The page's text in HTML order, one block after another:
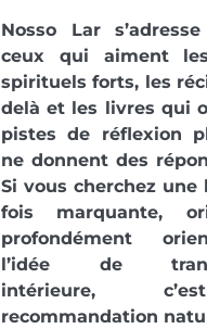
Nosso Lar
ceux qui aiment
spirituels forts, les
delà et les livres qui
pistes de réflexion
ne donnent des
Si vous cherchez une
fois marquante,
profondément
l’idée de
intérieure,
recommandation